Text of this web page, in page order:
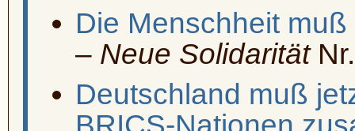
Die Menschheit
– Neue Solidarität
Deutschland muß